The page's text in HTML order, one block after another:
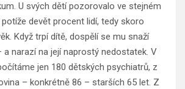
U svých dětí pozorovalo ve stejném
devět procent lidí, tedy skoro
Když trpí dítě, dospělí se mu snaží
narazí na její naprostý nedostatek. V
jen 180 dětských psychiatrů, z
– konkrétně 86 – starších 65 let. Z